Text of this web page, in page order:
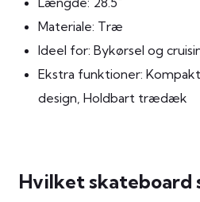
Materiale: Træ
Ideel for: Bykørsel og
Ekstra funktioner:
design, Holdbart trædæk
Hvilket skateboard